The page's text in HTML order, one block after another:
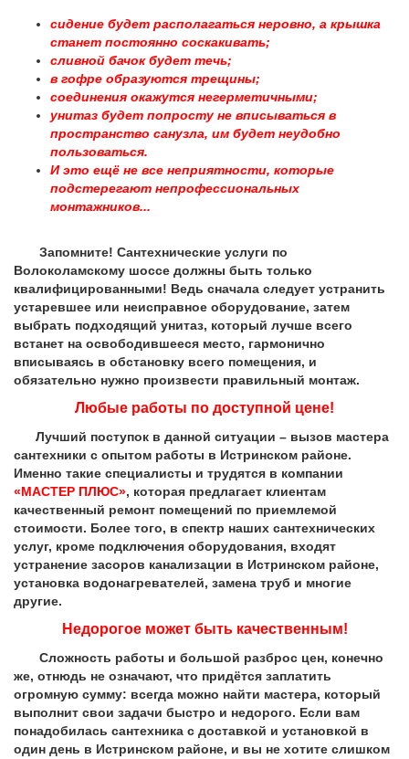
сидение будет располагаться неровно, а крышка
станет постоянно соскакивать;
сливной бачок будет течь;
в гофре образуются трещины;
соединения окажутся негерметичными;
унитаз будет попросту не вписываться в
пространство санузла, им будет неудобно
пользоваться.
И это ещё не все неприятности, которые
подстерегают непрофессиональных
монтажников...
Запомните! Сантехнические услуги по
Волоколамскому шоссе должны быть только
квалифицированными! Ведь сначала следует устранить
устаревшее или неисправное оборудование, затем
выбрать подходящий унитаз, который лучше всего
встанет на освободившееся место, гармонично
вписываясь в обстановку всего помещения, и
обязательно нужно произвести правильный монтаж.
Любые работы по доступной цене!
Лучший поступок в данной ситуации – вызов мастера
сантехники с опытом работы в Истринском районе.
Именно такие специалисты и трудятся в компании
«МАСТЕР ПЛЮС», которая предлагает клиентам
качественный ремонт помещений по приемлемой
стоимости. Более того, в спектр наших сантехнических
услуг, кроме подключения оборудования, входят
устранение засоров канализации в Истринском районе,
установка водонагревателей, замена труб и многие
другие.
Недорогое может быть качественным!
Сложность работы и большой разброс цен, конечно
же, отнюдь не означают, что придётся заплатить
огромную сумму: всегда можно найти мастера, который
выполнит свои задачи быстро и недорого. Если вам
понадобилась сантехника с доставкой и установкой в
один день в Истринском районе, и вы не хотите слишком